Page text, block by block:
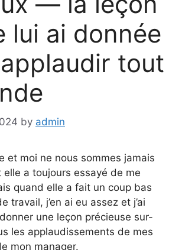
lui ai donnée
tout
by admin
et moi ne nous sommes jamais
elle a toujours essayé de me
quand elle a fait un coup bas
travail, j’en ai eu assez et j’ai
une leçon précieuse sur-
les applaudissements de mes
mon manager.